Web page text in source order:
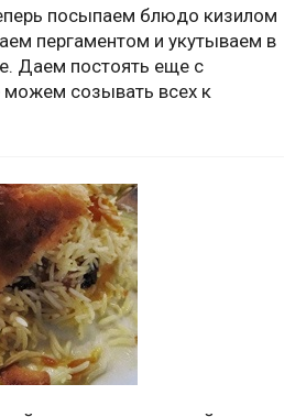
посыпаем блюдо кизилом
пергаментом и укутываем в
Даем постоять еще с
можем созывать всех к